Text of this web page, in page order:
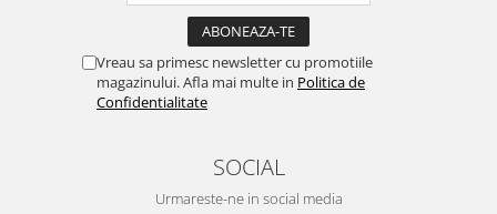
Vreau sa primesc newsletter cu promotiile
magazinului. Afla mai multe in Politica de
Confidentialitate
SOCIAL
Urmareste-ne in social media